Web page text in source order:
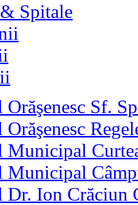
Spitale
Orăşenesc Sf.
Municipal
Municipal
Dr. Ion Crăciun